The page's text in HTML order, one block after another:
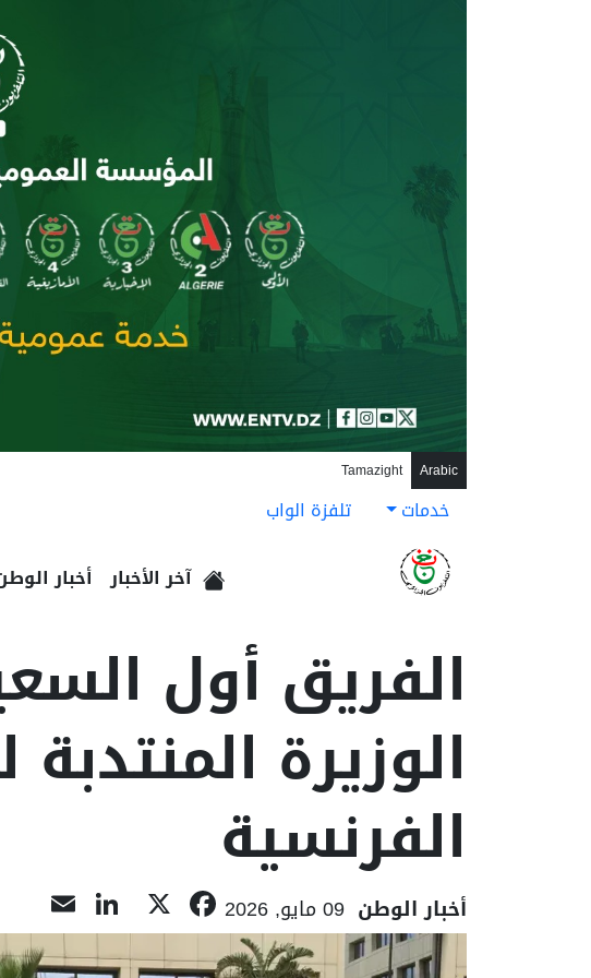
Arabic
Tamazight
خدمات تلفزة الواب
آخر الأخبار أخبار
الفريق أول
الوزيرة
الفرنسية
أخبار الوطن 09 مايو, 2026 Facebook